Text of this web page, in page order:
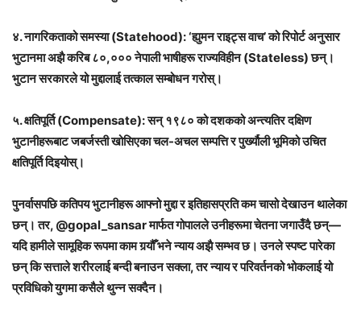
४. नागरिकताको समस्या (Statehood): ‘ह्युमन राइट्स वाच’ को रिपोर्ट अनुसार
भुटानमा अझै करिब ८०,००० नेपाली भाषीहरू राज्यविहीन (Stateless) छन्।
भुटान सरकारले यो मुद्दालाई तत्काल सम्बोधन गरोस्।
५. क्षतिपूर्ति (Compensate): सन् १९८० को दशकको अन्त्यतिर दक्षिण
भुटानीहरूबाट जबर्जस्ती खोसिएका चल-अचल सम्पत्ति र पुर्ख्यौली भूमिको उचित
क्षतिपूर्ति दिइयोस्।
पुनर्वासपछि कतिपय भुटानीहरू आफ्नो मुद्दा र इतिहासप्रति कम चासो देखाउन थालेका
छन्। तर, @gopal_sansar मार्फत गोपालले उनीहरूमा चेतना जगाउँदै छन्—
यदि हामीले सामूहिक रूपमा काम गर्‍यौँ भने न्याय अझै सम्भव छ। उनले स्पष्ट पारेका
छन् कि सत्ताले शरीरलाई बन्दी बनाउन सक्ला, तर न्याय र परिवर्तनको भोकलाई यो
प्रविधिको युगमा कसैले थुन्न सक्दैन।